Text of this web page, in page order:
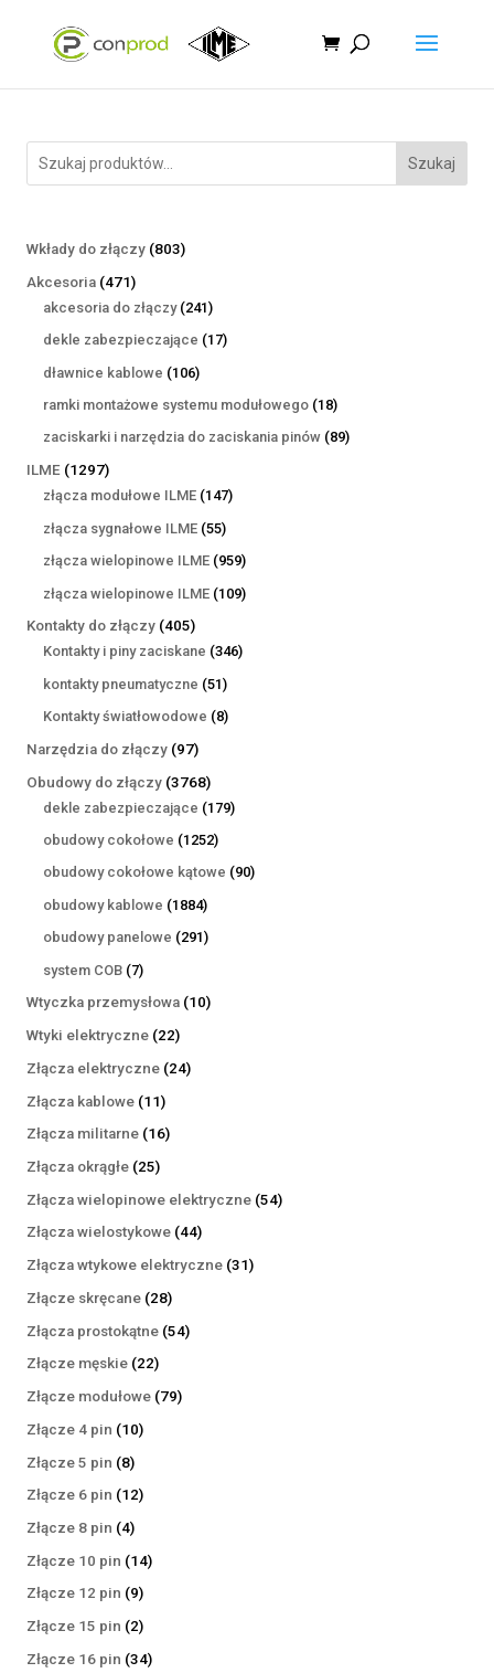
Szukaj
Wkłady do złączy 803803
Akcesoria 471471
produktów
akcesoria do złączy 241241
produktów
dekle zabezpieczające 1717
dławnice kablowe 106106
produktów
ramki montażowe systemu modułowego 1818
produktów
zaciskarki i narzędzia do zaciskania pinów 8989
ILME 12971297
produktów
złącza modułowe ILME 147147
złącza sygnałowe ILME 5555
produktów
złącza wielopinowe ILME 959959
produktów
złącza wielopinowe ILME 109109
Kontakty do złączy 405405
produktów
Kontakty i piny zaciskane 346346
kontakty pneumatyczne 5151
produktów
Kontakty światłowodowe 88
Narzędzia do złączy 9797
produktów
Obudowy do złączy 37683768
produktów
dekle zabezpieczające 179179
obudowy cokołowe 12521252
produkty
obudowy cokołowe kątowe 9090
obudowy kablowe 18841884
produkty
obudowy panelowe 291291
system COB 77
produktów
Wtyczka przemysłowa 1010
Wtyki elektryczne 2222
produkty
Złącza elektryczne 2424
Złącza kablowe 1111
produktów
Złącza militarne 1616
Złącza okrągłe 2525
produktów
Złącza wielopinowe elektryczne 5454
Złącza wielostykowe 4444
produkty
Złącza wtykowe elektryczne 3131
Złącze skręcane 2828
produktów
Złącza prostokątne 5454
Złącze męskie 2222
produkty
Złącze modułowe 7979
Złącze 4 pin 1010
Złącze 5 pin 88
produktów
Złącze 6 pin 1212
Złącze 8 pin 44
produkty
Złącze 10 pin 1414
Złącze 12 pin 99
produktów
Złącze 15 pin 22
produkty
Złącze 16 pin 3434